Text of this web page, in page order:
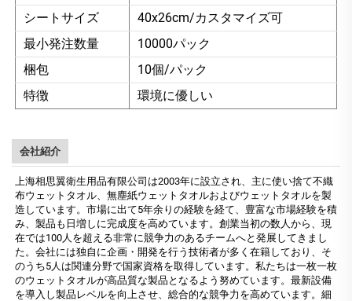
シートサイズ
40x26cm/カスタマイズ可
最小発注数量
10000パック
梱包
10個/パック
特徴
環境に優しい
会社紹介
上海相思翼衛生用品有限公司は2003年に設立され、主に使い捨て不織
布ウェットタオル、無塵紙ウェットタオルおよびウェットタオルを製
造しています。市場に出て5年余りの経験を経て、豊富な市場経験を積
み、製品も日増しに完成度を高めています。創業当初の数人から、現
在では100人を超える非常に競争力のあるチームへと発展してきまし
た。会社には独自に企画・開発を行う技術者が多く在籍しており、そ
のうち5人は関連分野で国家資格を取得しています。私たちは一枚一枚
のウェットタオルが高品質な製品となるよう努めています。最新設備
を導入し製品レベルを向上させ、総合的な競争力を高めています。細